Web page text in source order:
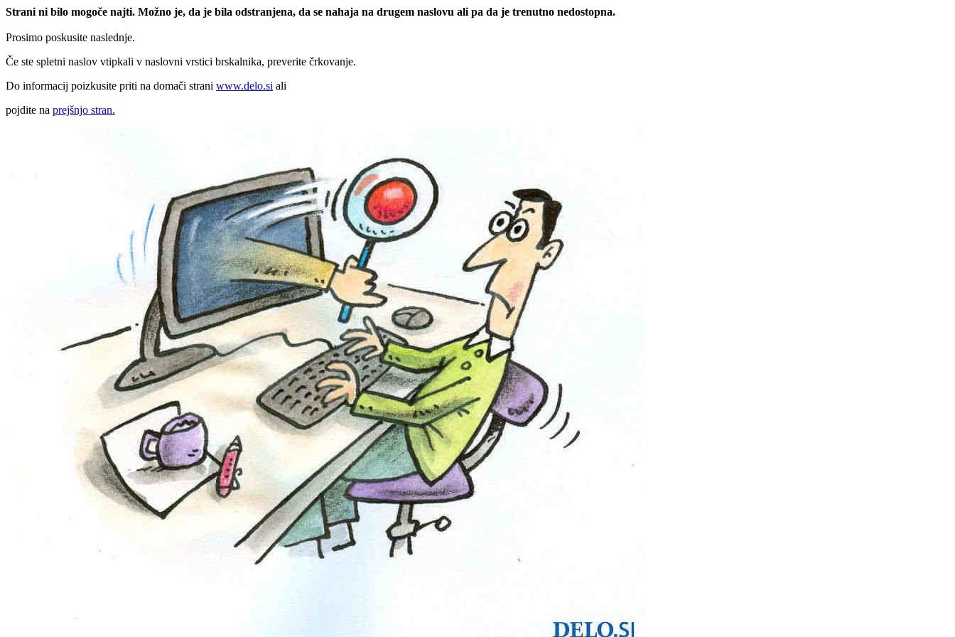
Strani ni bilo mogoče najti. Možno je, da je bila odstranjena, da se nahaja na drugem naslovu ali pa da je trenutno nedostopna.
Prosimo poskusite naslednje.
Če ste spletni naslov vtipkali v naslovni vrstici brskalnika, preverite črkovanje.
Do informacij poizkusite priti na domači strani www.delo.si ali
pojdite na prejšnjo stran.